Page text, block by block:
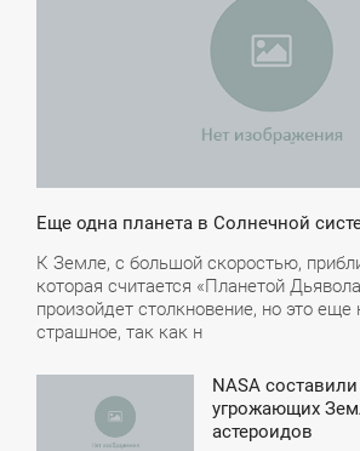
Еще одна планета в Солнечной
К Земле, с большой скоростью,
которая считается «Планетой
произойдет столкновение, но это еще
страшное, так как н
NASA
угрожающих
астероидов